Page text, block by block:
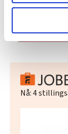
LO Medias
og fontene.no
lære hvordan
Vi deler bare
nettstedet
innenfor
oversikten
Del artikkel
Nå:4